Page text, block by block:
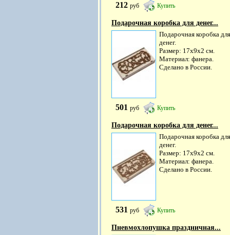
212 руб Купить
Подарочная коробка для денег...
Подарочная коробка для
денег.
Размер: 17х9х2 см.
Материал: фанера.
Сделано в России.
501 руб Купить
Подарочная коробка для денег...
Подарочная коробка для
денег.
Размер: 17х9х2 см.
Материал: фанера.
Сделано в России.
531 руб Купить
Пневмохлопушка праздничная...